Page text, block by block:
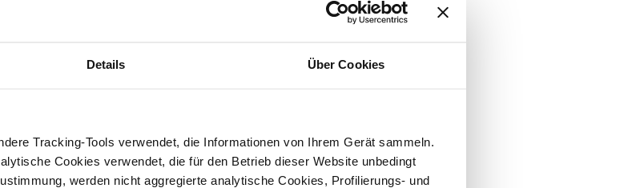
Details Über Cookies
Tracking-Tools verwendet, die Informationen von Ihrem Gerät sammeln.
Cookies verwendet, die für den Betrieb dieser Website unbedingt
werden nicht aggregierte analytische Cookies, Profilierungs- und